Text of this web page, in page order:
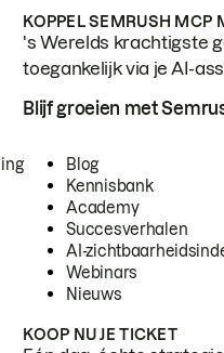
KOPPEL SEMRUSH MCP
's Werelds krachtigste
toegankelijk via je AI-
Blijf groeien met
Blog
Kennisbank
Academy
Succesverhalen
AI-
Webinars
Nieuws
KOOP NU JE TICKET